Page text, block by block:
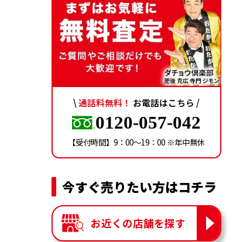
\通話料無料！ お電話はこちら /
0120-057-042
【受付時間】9：00〜19：00 ※年中無休
今すぐ売りたい方はコチラ
お近くの店舗を探す